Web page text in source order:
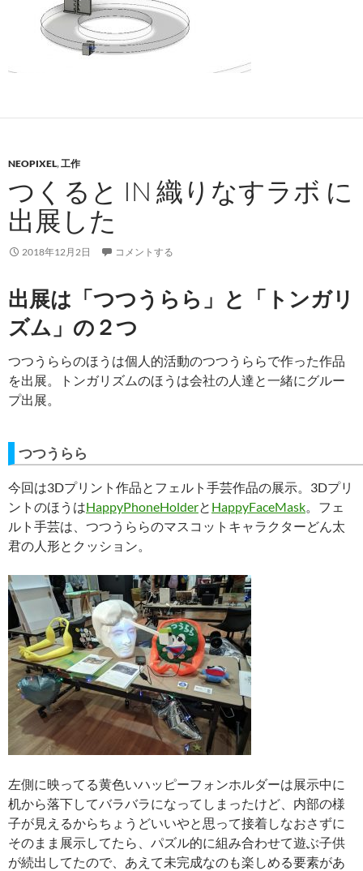
NEOPIXEL,工作
つくると IN 織りなすラボ に
出展した
2018年12月2日 コメントする
出展は「つつうらら」と「トンガリ
ズム」の２つ
つつうららのほうは個人的活動のつつうららで作った作品
を出展。トンガリズムのほうは会社の人達と一緒にグルー
プ出展。
つつうらら
今回は3Dプリント作品とフェルト手芸作品の展示。3Dプリ
ントのほうはHappyPhoneHolderと HappyFaceMask。フェ
ルト手芸は、つつうららのマスコットキャラクターどん太
君の人形とクッション。
左側に映ってる黄色いハッピーフォンホルダーは展示中に
机から落下してバラバラになってしまったけど、内部の様
子が見えるからちょうどいいやと思って接着しなおさずに
そのまま展示してたら、パズル的に組み合わせて遊ぶ子供
が続出してたので、あえて未完成なのも楽しめる要素があ